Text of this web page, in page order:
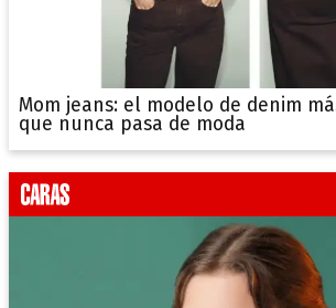
Mom jeans: el modelo de denim
que nunca pasa de moda